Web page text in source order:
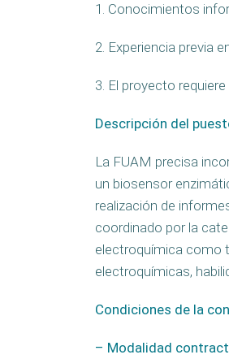
1. Conocimientos
2. Experiencia previa
3. El proyecto
Descripción del
La FUAM precisa
un biosensor
realización de
coordinado por la
electroquímica como
electroquímicas,
Condiciones de la
– Modalidad